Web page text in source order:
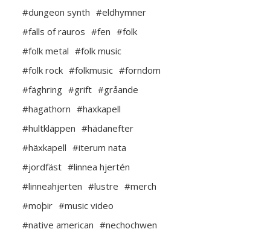
#dungeon synth #eldhymner
#falls of rauros #fen #folk
#folk metal #folk music
#folk rock #folkmusic #forndom
#fäghring #grift #gråande
#hagathorn #haxkapell
#hultkläppen #hädanefter
#häxkapell #iterum nata
#jordfäst #linnea hjertén
#linneahjerten #lustre #merch
#moþir #music video
#native american #nechochwen